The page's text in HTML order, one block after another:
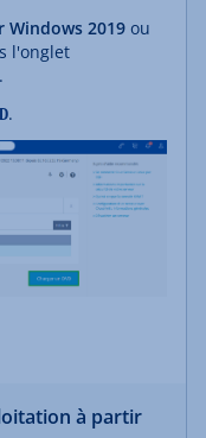
Windows 2019 ou
l'onglet
.
.
à partir